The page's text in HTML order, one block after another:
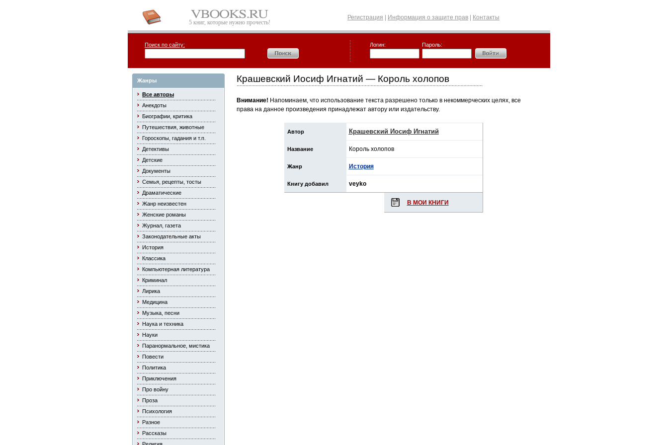
5 книг, которые нужно прочесть!
Регистрация Информация о защите прав Контакты
Поиск по сайту: Логин: Пароль:
Жанры
Все авторы
Анекдоты
Биографии, критика
Путешествия, животные
Гороскопы, гадания и т.п.
Детективы
Детские
Документы
Семья, рецепты, тосты
Драматические
Жанр неизвестен
Женские романы
Журнал, газета
Законодательные акты
История
Классика
Компьютерная литература
Криминал
Лирика
Медицина
Музыка, песни
Наука и техника
Науки
Паранормальное, мистика
Повести
Политика
Приключения
Про войну
Проза
Психология
Разное
Рассказы
Крашевский Иосиф Игнатий — Король холопов
Внимание! Напоминаем, что использование текста разрешено только в некоммерческих целях, все
права на данное произведения принадлежат автору или издательству.
Автор Крашевский Иосиф Игнатий
Название Король холопов
Жанр История
Книгу добавил veyko
В МОИ КНИГИ